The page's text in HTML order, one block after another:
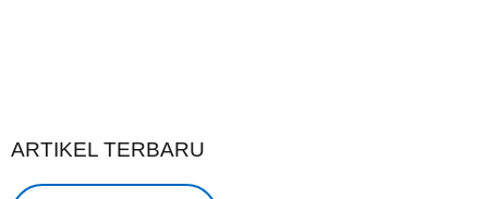
ARTIKEL TERBARU